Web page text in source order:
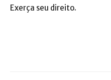
Exerça seu direito.